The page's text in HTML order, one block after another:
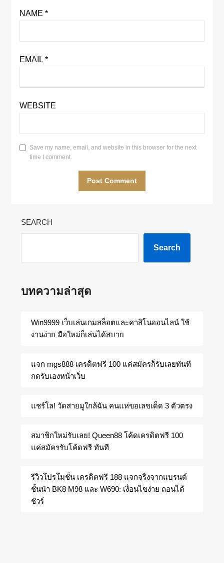
NAME *
EMAIL *
WEBSITE
Save my name, email, and website in this browser for the next
time I comment.
SEARCH
Search
บทความล่าสุด
Win9999 เว็บเล่นเกมสล็อตและคาสิโนออนไลน์ ใช้
งานง่าย มือใหม่ก็เล่นได้สบาย
แจก mgs888 เครดิตฟรี 100 แค่สมัครก็รับเลยทันที
กดรับเองหน้าเว็บ
แชร์โล! วัดสายมูใกล้ฉัน คนแห่ขอเลขเด็ด 3 ตัวตรง
สมาชิกใหม่รับเลย! Queen88 โค้ดเครดิตฟรี 100
แค่สมัครรับโค้ดฟรี ทันที
รีวิวโปรโมชั่น เครดิตฟรี 188 แจกจริงจากแบรนด์
ชั้นนำ BK8 M98 และ W690: เงื่อนไขง่าย ถอนได้
ชัวร์